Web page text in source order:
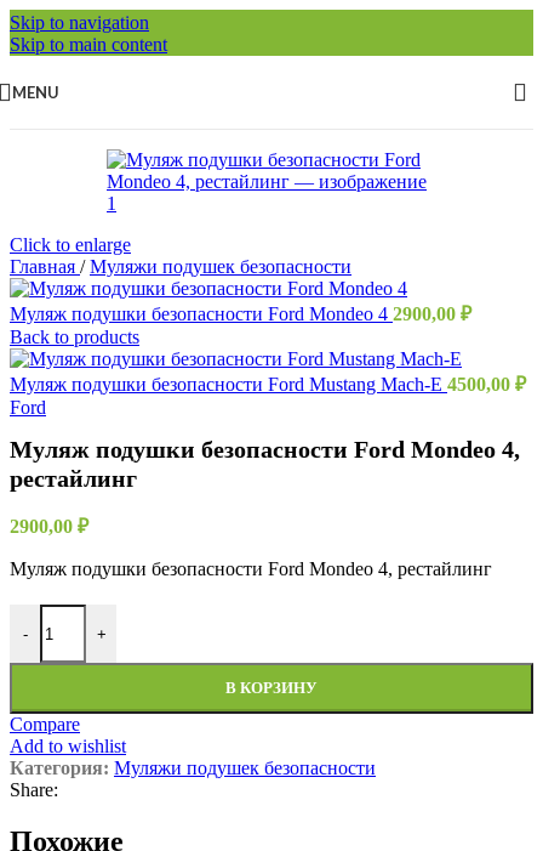
Skip to navigation
Skip to main content
MENU
Click to enlarge
Главная / Муляжи подушек безопасности
Муляж подушки безопасности Ford Mondeo 4 2900,00 ₽
Back to products
Муляж подушки безопасности Ford Mustang Mach-E 4500,00 ₽
Ford
Муляж подушки безопасности Ford Mondeo 4,
рестайлинг
2900,00 ₽
Муляж подушки безопасности Ford Mondeo 4, рестайлинг
-
Количество товара Муляж подушки безопасности Ford Mondeo
+
В КОРЗИНУ
Compare
Add to wishlist
Категория: Муляжи подушек безопасности
Share:
Похожие